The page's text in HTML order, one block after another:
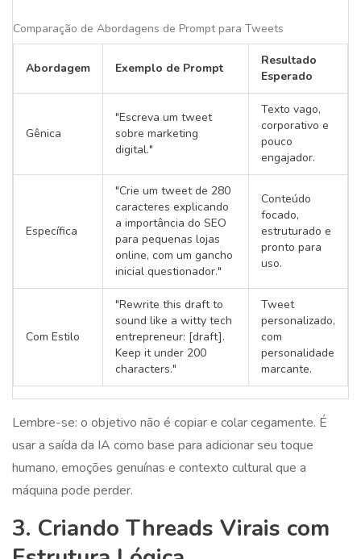
Comparação de Abordagens de Prompt para Tweets
Abordagem Exemplo de Prompt
Resultado
Esperado
Gênica
"Escreva um tweet
sobre marketing
digital."
Texto vago,
corporativo e
pouco
engajador.
Específica
"Crie um tweet de 280
caracteres explicando
a importância do SEO
para pequenas lojas
online, com um gancho
inicial questionador."
Conteúdo
focado,
estruturado e
pronto para
uso.
Com Estilo
"Rewrite this draft to
sound like a witty tech
entrepreneur: [draft].
Keep it under 200
characters."
Tweet
personalizado,
com
personalidade
marcante.
Lembre-se: o objetivo não é copiar e colar cegamente. É
usar a saída da IA como base para adicionar seu toque
humano, emoções genuínas e contexto cultural que a
máquina pode perder.
3. Criando Threads Virais com